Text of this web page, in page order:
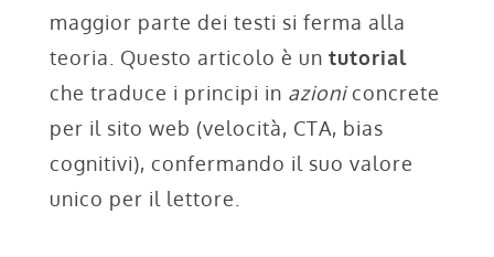
maggior parte dei testi si ferma alla
teoria. Questo articolo è un tutorial
che traduce i principi in azioniconcrete
per il sito web (velocità, CTA, bias
cognitivi), confermando il suo valore
unico per il lettore.